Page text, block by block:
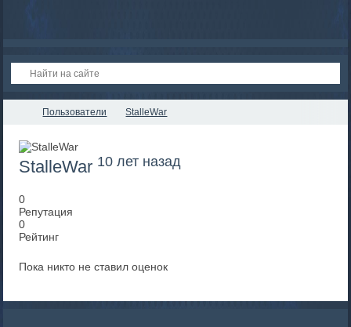
Пользователи StalleWar
StalleWar 10 лет назад
0
Репутация
0
Рейтинг
Пока никто не ставил оценок